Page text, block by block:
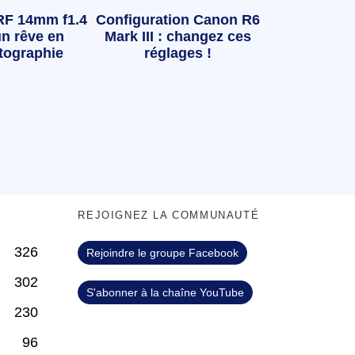
14mm f1.4
rêve en
Configuration Canon R6
Mark III : changez ces
réglages !
326
302
230
96
REJOIGNEZ LA COMMUNAUTÉ
Rejoindre le groupe Facebook
S'abonner à la chaîne YouTube